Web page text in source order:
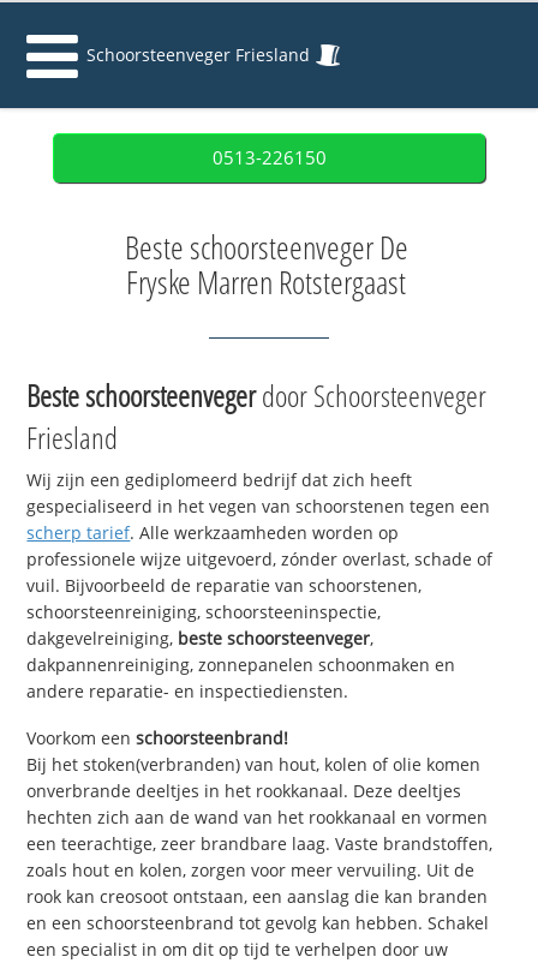
Schoorsteenveger Friesland
0513-226150
Beste schoorsteenveger De
Fryske Marren Rotstergaast
Beste schoorsteenvegerdoor Schoorsteenveger
Friesland
Wij zijn een gediplomeerd bedrijf dat zich heeft
gespecialiseerd in het vegen van schoorstenen tegen een
scherp tarief. Alle werkzaamheden worden op
professionele wijze uitgevoerd, zónder overlast, schade of
vuil. Bijvoorbeeld de reparatie van schoorstenen,
schoorsteenreiniging, schoorsteeninspectie,
dakgevelreiniging, beste schoorsteenveger,
dakpannenreiniging, zonnepanelen schoonmaken en
andere reparatie- en inspectiediensten.
Voorkom eenschoorsteenbrand!
Bij het stoken(verbranden) van hout, kolen of olie komen
onverbrande deeltjes in het rookkanaal. Deze deeltjes
hechten zich aan de wand van het rookkanaal en vormen
een teerachtige, zeer brandbare laag. Vaste brandstoffen,
zoals hout en kolen, zorgen voor meer vervuiling. Uit de
rook kan creosoot ontstaan, een aanslag die kan branden
en een schoorsteenbrand tot gevolg kan hebben. Schakel
een specialist in om dit op tijd te verhelpen door uw